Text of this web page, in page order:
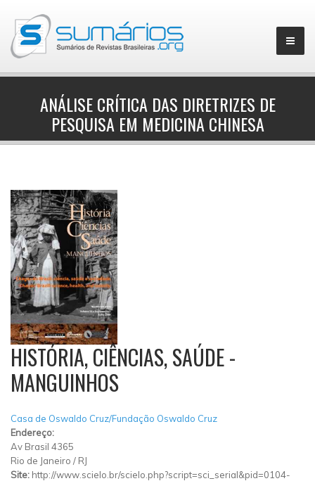
ANÁLISE CRÍTICA DAS DIRETRIZES DE
PESQUISA EM MEDICINA CHINESA
HISTÓRIA, CIÊNCIAS, SAÚDE -
MANGUINHOS
Casa de Oswaldo Cruz/Fundação Oswaldo Cruz
Endereço:
Av Brasil 4365
Rio de Janeiro / RJ
Site: http://www.scielo.br/scielo.php?script=sci_serial&pid=0104-